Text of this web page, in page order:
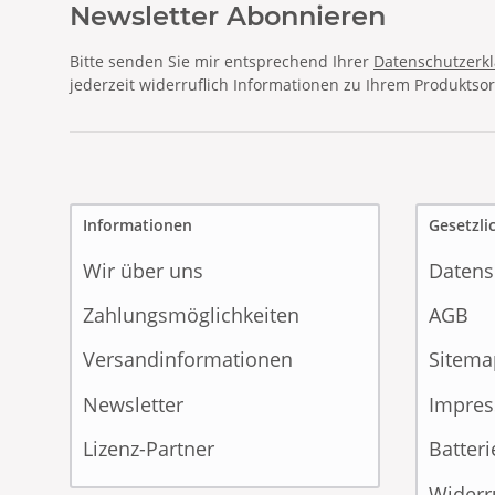
Newsletter Abonnieren
Bitte senden Sie mir entsprechend Ihrer
jederzeit widerruflich Informationen zu Ihrem
Informationen
Wir über uns
Zahlungsmöglichkeiten
Versandinformationen
Newsletter
Lizenz-Partner
AGB